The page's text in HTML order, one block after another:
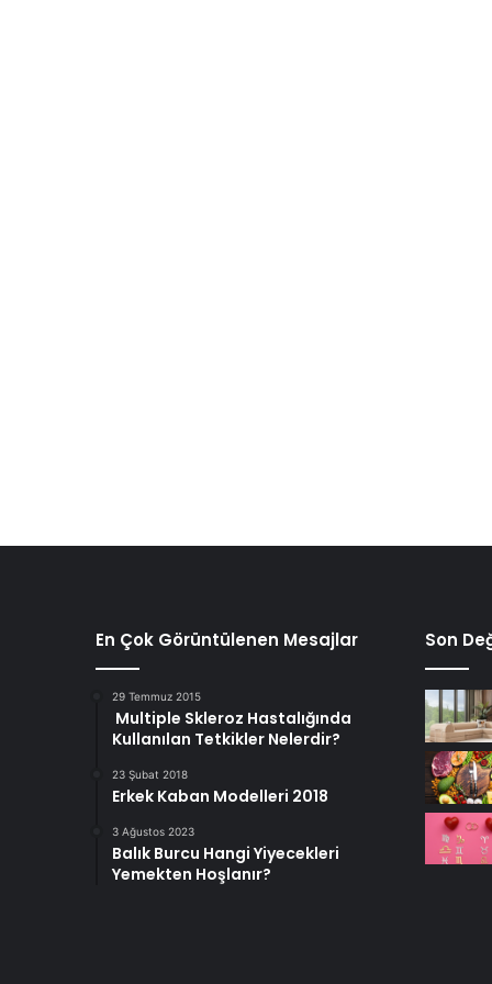
En Çok Görüntülenen Mesajlar
29 Temmuz 2015
Multiple Skleroz Hastalığında
Kullanılan Tetkikler Nelerdir?
23 Şubat 2018
Erkek Kaban Modelleri 2018
3 Ağustos 2023
Balık Burcu Hangi Yiyecekleri
Yemekten Hoşlanır?
Son